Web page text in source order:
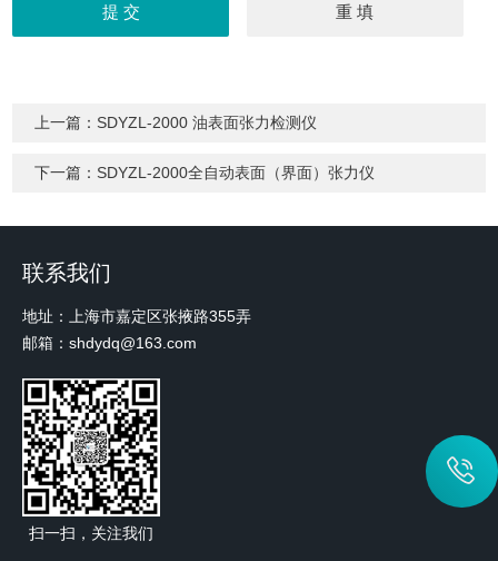
上一篇： SDYZL-2000 油表面张力检测仪
下一篇： SDYZL-2000全自动表面（界面）张力仪
联系我们
地址：上海市嘉定区张掖路355弄
邮箱：shdydq@163.com
扫一扫，关注我们